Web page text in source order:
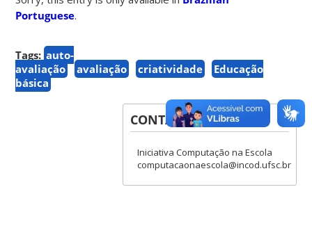
Portuguese.
Tags: auto-
avaliação
avaliação criatividade
Educação
básica
CONTACT
Iniciativa Computação na Escola
computacaonaescola@incod.ufsc.br